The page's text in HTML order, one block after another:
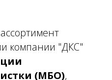
компании "ДКС"
(МБО),